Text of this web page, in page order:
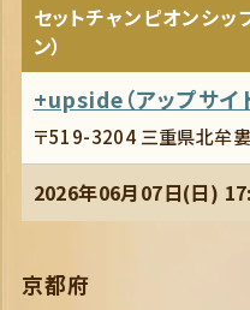
セットチャンピオンシッ
ン）
+upside（アップサイ
〒519-3204 三重県北牟
2026年06月07日(日)
京都府